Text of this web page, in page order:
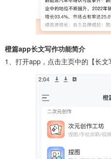
橙篇app长文写作功能简介
1、打开app，点击主页中的【长文